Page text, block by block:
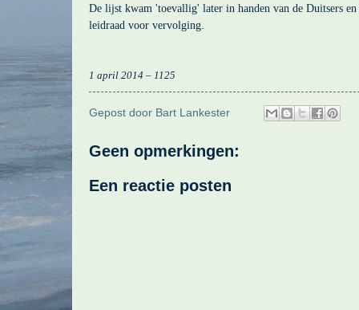
De lijst kwam 'toevallig' later in handen van de Duitsers
leidraad voor vervolging.
1 april 2014 – 1125
Gepost door Bart Lankester
Geen opmerkingen:
Een reactie posten